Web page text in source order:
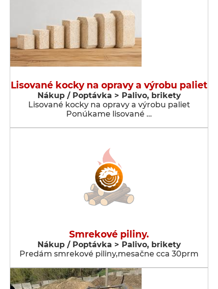
Lisované kocky na opravy a výrobu paliet
Nákup / Poptávka > Palivo, brikety
Lisované kocky na opravy a výrobu paliet
Ponúkame lisované …
Smrekové piliny.
Nákup / Poptávka > Palivo, brikety
Predám smrekové piliny,mesačne cca 30prm